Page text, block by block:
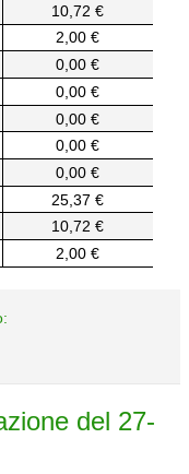
10,72 €
2,00 €
0,00 €
0,00 €
0,00 €
0,00 €
0,00 €
25,37 €
10,72 €
2,00 €
del 27-